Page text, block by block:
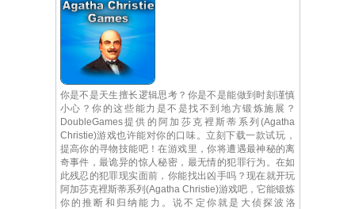
你是不是天生擅长逻辑思考？你是不是能做到时刻谨慎
小心？你的这些能力是不是找不到地方锻炼施展？
DoubleGames提供的阿加莎克裡斯蒂系列(Agatha
Christie)游戏也许能对你的口味。立刻下载一款试玩，
提高你的寻物技能吧！在游戏里，你将遭遇最神秘的离
奇事件，最诡异的惊人秘密，最无情的犯罪行为。在如
此残忍的犯罪现实面前，你能找出凶手吗？现在就开玩
阿加莎克裡斯蒂系列(Agatha Christie)游戏吧，它能锻炼
你的推断和归纳能力。说不定你就是大侦探波洛